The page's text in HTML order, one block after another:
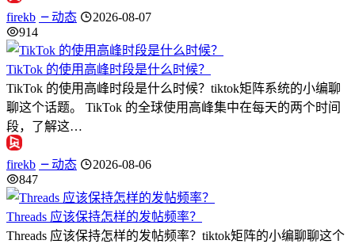
firekb 动态
2026-08-07
914
TikTok 的使用高峰时段是什么时候？
TikTok 的使用高峰时段是什么时候？tiktok矩阵系统的小编聊
聊这个话题。 TikTok 的全球使用高峰集中在每天的两个时间
段，了解这…
firekb 动态
2026-08-06
847
Threads 应该保持怎样的发帖频率？
Threads 应该保持怎样的发帖频率？tiktok矩阵的小编聊聊这个